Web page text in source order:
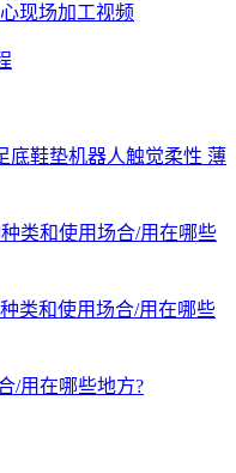
现场加工视频
底鞋垫机器人触觉柔性 薄
类和使用场合/用在哪些
类和使用场合/用在哪些
/用在哪些地方?